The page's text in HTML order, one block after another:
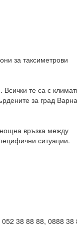
за таксиметрови
те са с
за град Варна
връзка между
ситуации.
38 88 88, 0888 38